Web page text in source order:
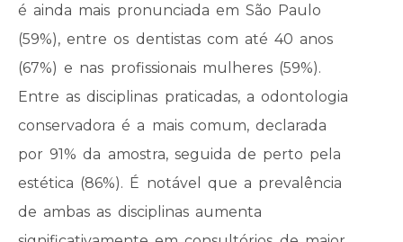
é ainda mais pronunciada em São Paulo
(59%), entre os dentistas com até 40 anos
(67%) e nas profissionais mulheres (59%).
Entre as disciplinas praticadas, a odontologia
conservadora é a mais comum, declarada
por 91% da amostra, seguida de perto pela
estética (86%). É notável que a prevalência
de ambas as disciplinas aumenta